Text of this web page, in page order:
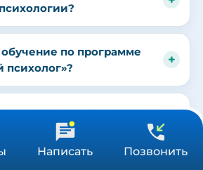
Написать Позвонить
по программе
нужны для зачисления
психолога?
Получить консультацию